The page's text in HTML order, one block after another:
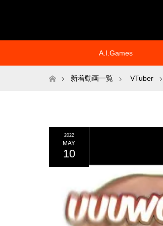
A.I.Games
ホーム新着動画一覧 VTuber
2022
MAY
10